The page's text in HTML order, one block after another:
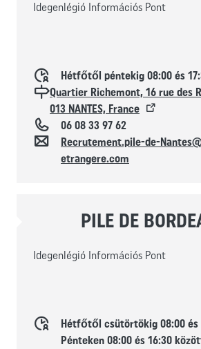
Idegenlégió Információs Pont
Horaires d'ouverture
Hétfőtől péntekig 08:00 és
Localisation
Quartier Richemont, 16 rue des
013 NANTES, France
Téléphone
06 08 33 97 62
Kapcsolat
Recrutement.pile-de-
etrangere.com
PILE DE
Idegenlégió Információs Pont
Horaires d'ouverture
Hétfőtől csütörtökig 08:00 és
Pénteken 08:00 és 16:30